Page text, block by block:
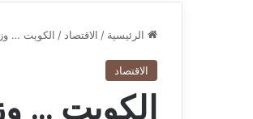
الرئيسية / الاقتصاد/ الكويت …
الاقتصاد
الكويت …